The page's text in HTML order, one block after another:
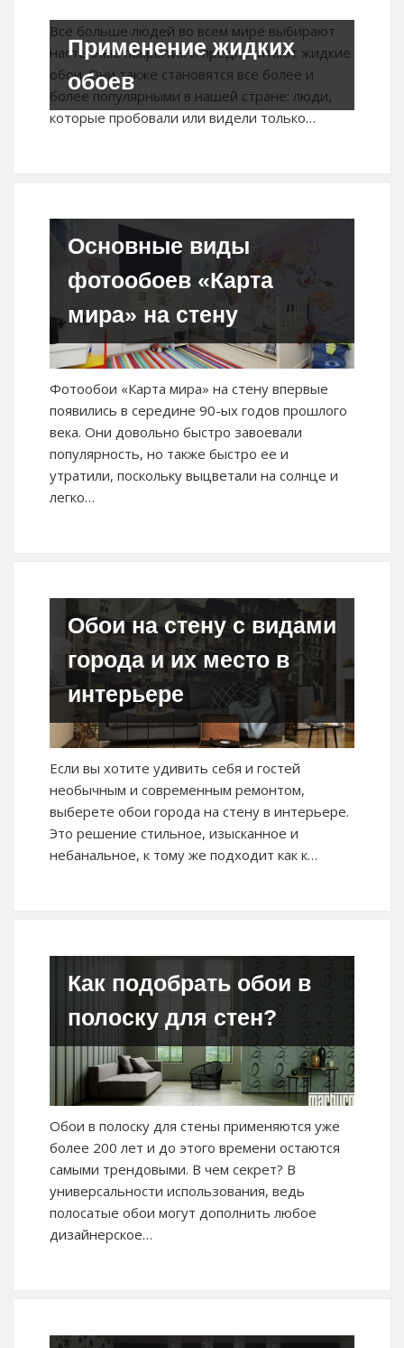
Применение жидких
обоев
Все больше людей во всем мире выбирают
настенные покрытия и предпочитают жидкие
обои. Они также становятся все более и
более популярными в нашей стране: люди,
которые пробовали или видели только…
Основные виды
фотообоев «Карта
мира» на стену
Фотообои «Карта мира» на стену впервые
появились в середине 90-ых годов прошлого
века. Они довольно быстро завоевали
популярность, но также быстро ее и
утратили, поскольку выцветали на солнце и
легко…
Обои на стену с видами
города и их место в
интерьере
Если вы хотите удивить себя и гостей
необычным и современным ремонтом,
выберете обои города на стену в интерьере.
Это решение стильное, изысканное и
небанальное, к тому же подходит как к…
Как подобрать обои в
полоску для стен?
Обои в полоску для стены применяются уже
более 200 лет и до этого времени остаются
самыми трендовыми. В чем секрет? В
универсальности использования, ведь
полосатые обои могут дополнить любое
дизайнерское…